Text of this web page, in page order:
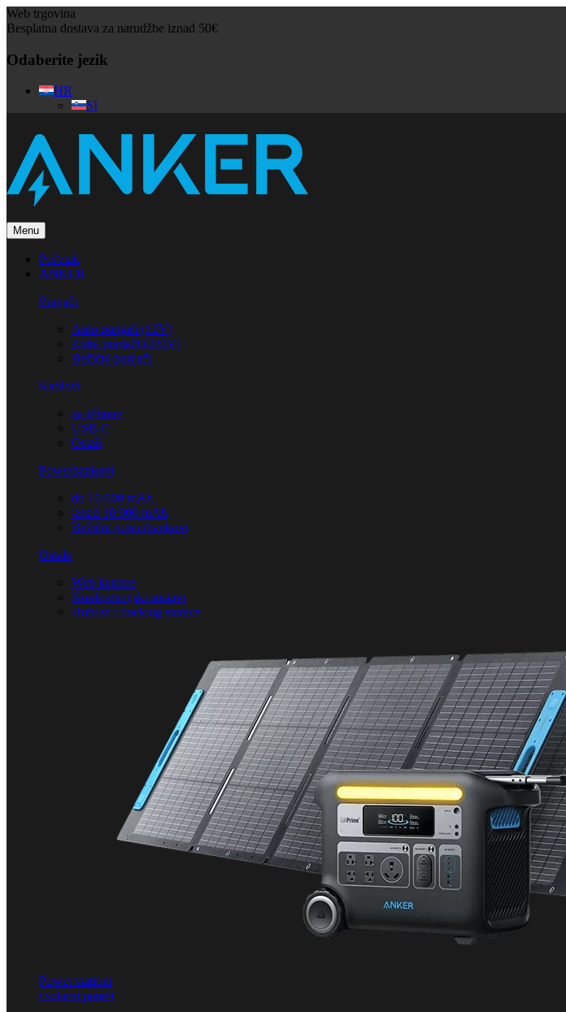
Web trgovina
Besplatna dostava za narudžbe iznad 50€
Odaberite jezik
HR
SI
Menu
Početak
ANKER
Punjači
Auto punjači (12V)
Zidni punjači (220V)
Bežični punjači
Kablovi
za iPhone
USB-C
Ostali
Powerbankovi
do 10.000 mAh
iznad 10.000 mAh
Bežični powerbankovi
Ostalo
Web kamere
Konferencijski sustavi
Hubovi i docking stanice
Power stationi
i solarni paneli